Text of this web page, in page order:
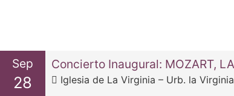
Sep
28 Iglesia de La Virginia – Urb. la Virginia